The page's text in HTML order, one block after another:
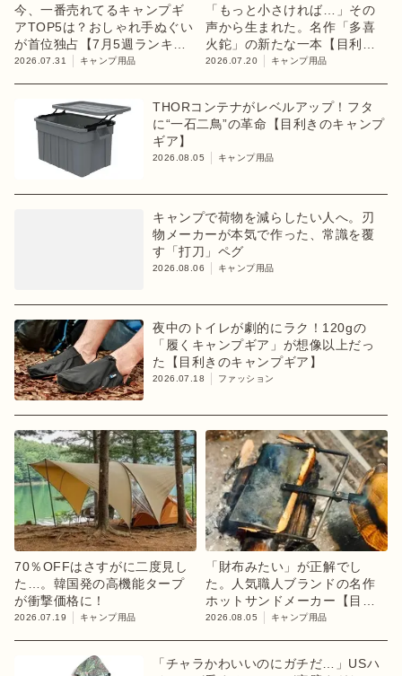
今、一番売れてるキャンプギ
アTOP5は？おしゃれ手ぬぐい
が首位独占【7月5週ランキン
グ】
2026.07.31 キャンプ用品
「もっと小さければ…」その
声から生まれた。名作「多喜
火鉈」の新たな一本【目利き
のキャンプギア】
2026.07.20 キャンプ用品
THORコンテナがレベルアップ！フタ
に“一石二鳥”の革命【目利きのキャンプ
ギア】
2026.08.05 キャンプ用品
キャンプで荷物を減らしたい人へ。刃
物メーカーが本気で作った、常識を覆
す「打刀」ペグ
2026.08.06 キャンプ用品
夜中のトイレが劇的にラク！120gの
「履くキャンプギア」が想像以上だっ
た【目利きのキャンプギア】
2026.07.18 ファッション
70％OFFはさすがに二度見し
た…。韓国発の高機能タープ
が衝撃価格に！
2026.07.19 キャンプ用品
「財布みたい」が正解でし
た。人気職人ブランドの名作
ホットサンドメーカー【目利
きのキャンプギア】
2026.08.05 キャンプ用品
「チャラかわいいのにガチだ…」USハ